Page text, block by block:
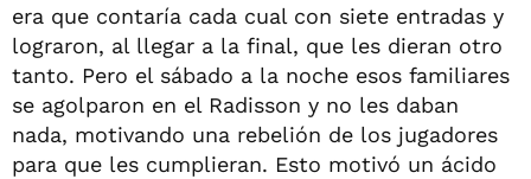
era que contaría cada cual con siete entradas y
lograron, al llegar a la final, que les dieran otro
tanto. Pero el sábado a la noche esos familiares
se agolparon en el Radisson y no les daban
nada, motivando una rebelión de los jugadores
para que les cumplieran. Esto motivó un ácido